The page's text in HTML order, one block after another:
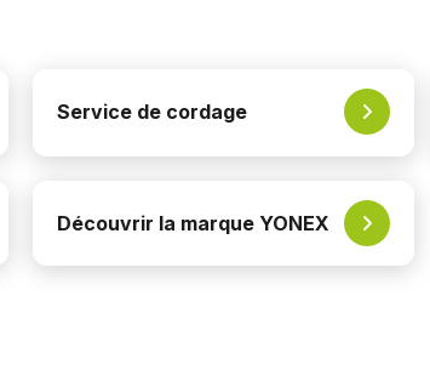
Service de cordage
Découvrir la marque YONEX